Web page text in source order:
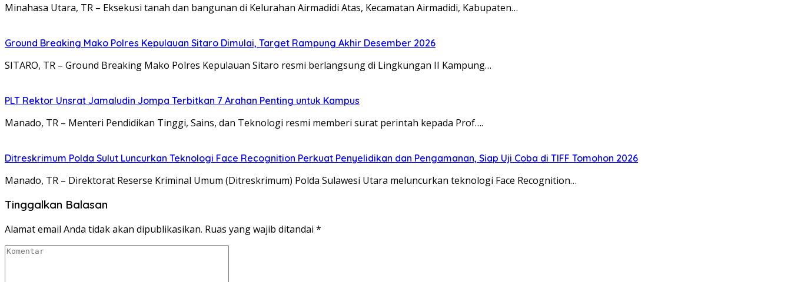
Minahasa Utara, TR – Eksekusi tanah dan bangunan di Kelurahan Airmadidi Atas, Kecamatan Airmadidi, Kabupaten…
Ground Breaking Mako Polres Kepulauan Sitaro Dimulai, Target Rampung Akhir Desember 2026
SITARO, TR – Ground Breaking Mako Polres Kepulauan Sitaro resmi berlangsung di Lingkungan II Kampung…
​PLT Rektor Unsrat Jamaludin Jompa Terbitkan 7 Arahan Penting untuk Kampus
Manado, TR – ​Menteri Pendidikan Tinggi, Sains, dan Teknologi resmi memberi surat perintah kepada Prof….
Ditreskrimum Polda Sulut Luncurkan Teknologi Face Recognition Perkuat Penyelidikan dan Pengamanan, Siap Uji Coba di TIFF Tomohon 2026
Manado, TR – Direktorat Reserse Kriminal Umum (Ditreskrimum) Polda Sulawesi Utara meluncurkan teknologi Face Recognition…
Tinggalkan Balasan
Alamat email Anda tidak akan dipublikasikan. Ruas yang wajib ditandai *